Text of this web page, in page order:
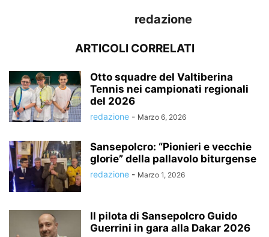
redazione
ARTICOLI CORRELATI
Otto squadre del Valtiberina
Tennis nei campionati regionali
del 2026
redazione - Marzo 6, 2026
Sansepolcro: “Pionieri e vecchie
glorie” della pallavolo biturgense
redazione - Marzo 1, 2026
Il pilota di Sansepolcro Guido
Guerrini in gara alla Dakar 2026